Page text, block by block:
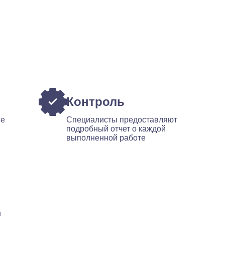
Контроль
Специалисты предоставляют
подробный отчет о каждой
выполненной работе